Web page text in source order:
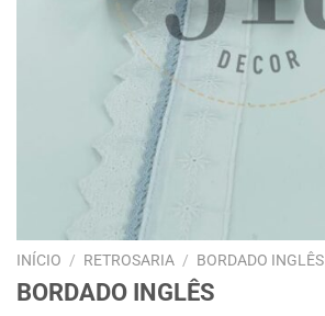
INÍCIO / RETROSARIA / BORDADO INGLÊS
BORDADO INGLÊS